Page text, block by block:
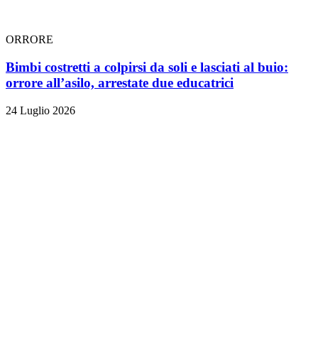
ORRORE
Bimbi costretti a colpirsi da soli e lasciati al buio:
orrore all’asilo, arrestate due educatrici
24 Luglio 2026